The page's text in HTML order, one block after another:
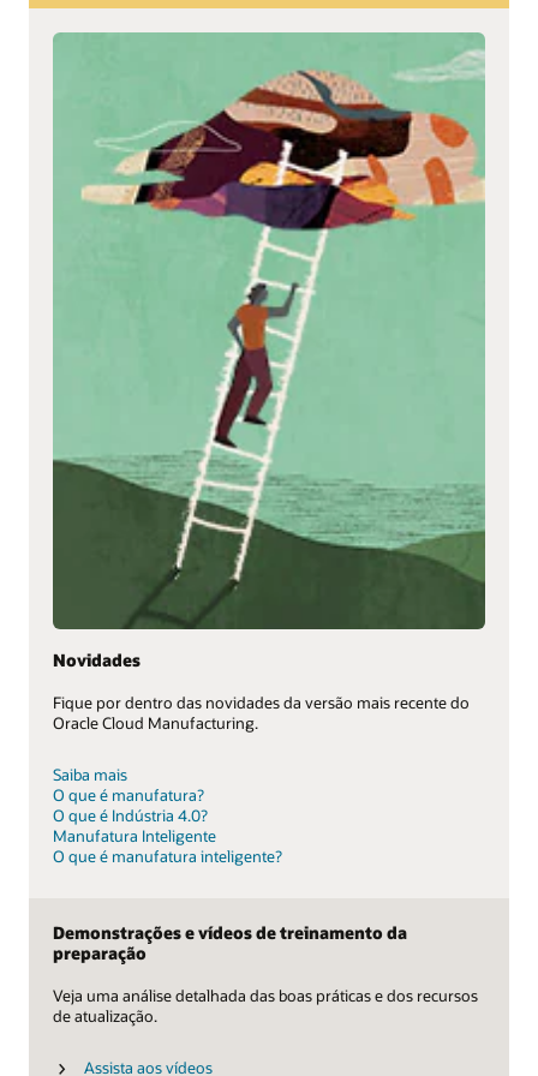
Novidades
Fique por dentro das novidades da versão mais recente do
Oracle Cloud Manufacturing.
Saiba mais
O que é manufatura?
O que é Indústria 4.0?
Manufatura Inteligente
O que é manufatura inteligente?
Demonstrações e vídeos de treinamento da
preparação
Veja uma análise detalhada das boas práticas e dos recursos
de atualização.
Assista aos vídeos